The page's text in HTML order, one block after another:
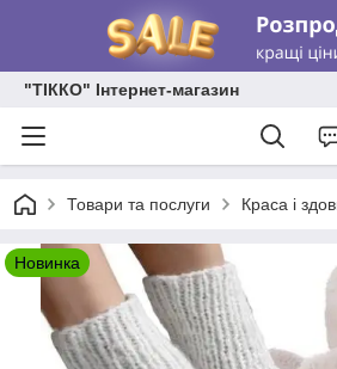
"ТІККО" Інтернет-магазин
Товари та послуги Краса і
Новинка